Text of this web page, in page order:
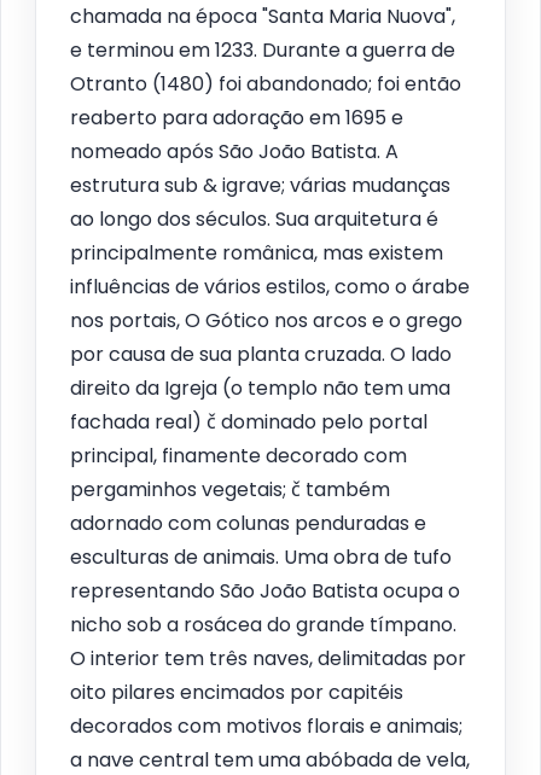
chamada na época "Santa Maria Nuova",
e terminou em 1233. Durante a guerra de
Otranto (1480) foi abandonado; foi então
reaberto para adoração em 1695 e
nomeado após São João Batista. A
estrutura sub & igrave; várias mudanças
ao longo dos séculos. Sua arquitetura é
principalmente românica, mas existem
influências de vários estilos, como o árabe
nos portais, O Gótico nos arcos e o grego
por causa de sua planta cruzada. O lado
direito da Igreja (o templo não tem uma
fachada real) č dominado pelo portal
principal, finamente decorado com
pergaminhos vegetais; č também
adornado com colunas penduradas e
esculturas de animais. Uma obra de tufo
representando São João Batista ocupa o
nicho sob a rosácea do grande tímpano.
O interior tem três naves, delimitadas por
oito pilares encimados por capitéis
decorados com motivos florais e animais;
a nave central tem uma abóbada de vela,